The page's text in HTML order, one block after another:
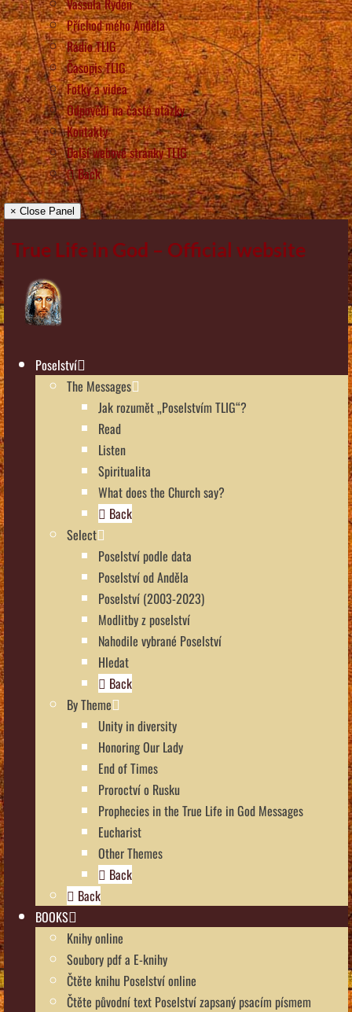
Příchod mého Anděla
Rádio TLIG
Časopis TLIG
Fotky a videa
Odpovědi na časté otázky
Kontakty
Další webové stránky TLIG
Back
× Close Panel
True Life in God – Official website
Poselství
The Messages
Jak rozumět „Poselstvím TLIG“?
Read
Listen
Spiritualita
What does the Church say?
Back
Select
Poselství podle data
Poselství od Anděla
Poselství (2003-2023)
Modlitby z poselství
Nahodile vybrané Poselství
Hledat
Back
By Theme
Unity in diversity
Honoring Our Lady
End of Times
Proroctví o Rusku
Prophecies in the True Life in God Messages
Eucharist
Other Themes
Back
Back
BOOKS
Knihy online
Soubory pdf a E-knihy
Čtěte knihu Poselství online
Čtěte původní text Poselství zapsaný psacím písmem